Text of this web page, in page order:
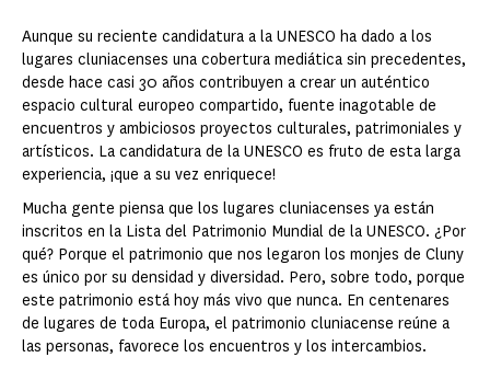
Aunque su reciente candidatura a la UNESCO ha dado a los
lugares cluniacenses una cobertura mediática sin precedentes,
desde hace casi 30 años contribuyen a crear un auténtico
espacio cultural europeo compartido, fuente inagotable de
encuentros y ambiciosos proyectos culturales, patrimoniales y
artísticos. La candidatura de la UNESCO es fruto de esta larga
experiencia, ¡que a su vez enriquece!
Mucha gente piensa que los lugares cluniacenses ya están
inscritos en la Lista del Patrimonio Mundial de la UNESCO. ¿Por
qué? Porque el patrimonio que nos legaron los monjes de Cluny
es único por su densidad y diversidad. Pero, sobre todo, porque
este patrimonio está hoy más vivo que nunca. En centenares
de lugares de toda Europa, el patrimonio cluniacense reúne a
las personas, favorece los encuentros y los intercambios.